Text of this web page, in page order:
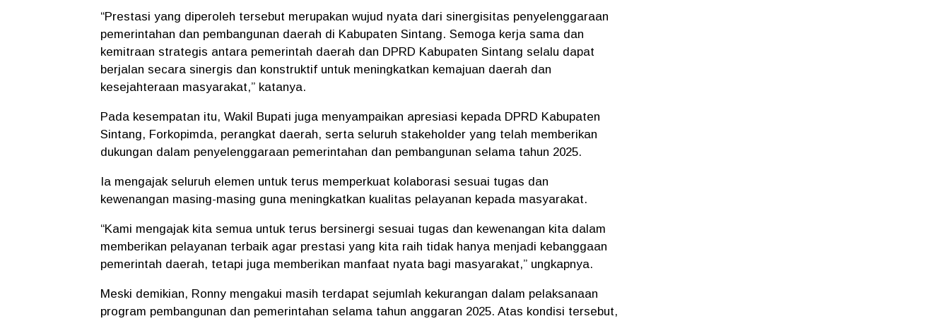
“Prestasi yang diperoleh tersebut merupakan wujud nyata dari sinergisitas penyelenggaraan
pemerintahan dan pembangunan daerah di Kabupaten Sintang. Semoga kerja sama dan
kemitraan strategis antara pemerintah daerah dan DPRD Kabupaten Sintang selalu dapat
berjalan secara sinergis dan konstruktif untuk meningkatkan kemajuan daerah dan
kesejahteraan masyarakat,” katanya.
Pada kesempatan itu, Wakil Bupati juga menyampaikan apresiasi kepada DPRD Kabupaten
Sintang, Forkopimda, perangkat daerah, serta seluruh stakeholder yang telah memberikan
dukungan dalam penyelenggaraan pemerintahan dan pembangunan selama tahun 2025.
Ia mengajak seluruh elemen untuk terus memperkuat kolaborasi sesuai tugas dan
kewenangan masing-masing guna meningkatkan kualitas pelayanan kepada masyarakat.
“Kami mengajak kita semua untuk terus bersinergi sesuai tugas dan kewenangan kita dalam
memberikan pelayanan terbaik agar prestasi yang kita raih tidak hanya menjadi kebanggaan
pemerintah daerah, tetapi juga memberikan manfaat nyata bagi masyarakat,” ungkapnya.
Meski demikian, Ronny mengakui masih terdapat sejumlah kekurangan dalam pelaksanaan
program pembangunan dan pemerintahan selama tahun anggaran 2025. Atas kondisi tersebut,